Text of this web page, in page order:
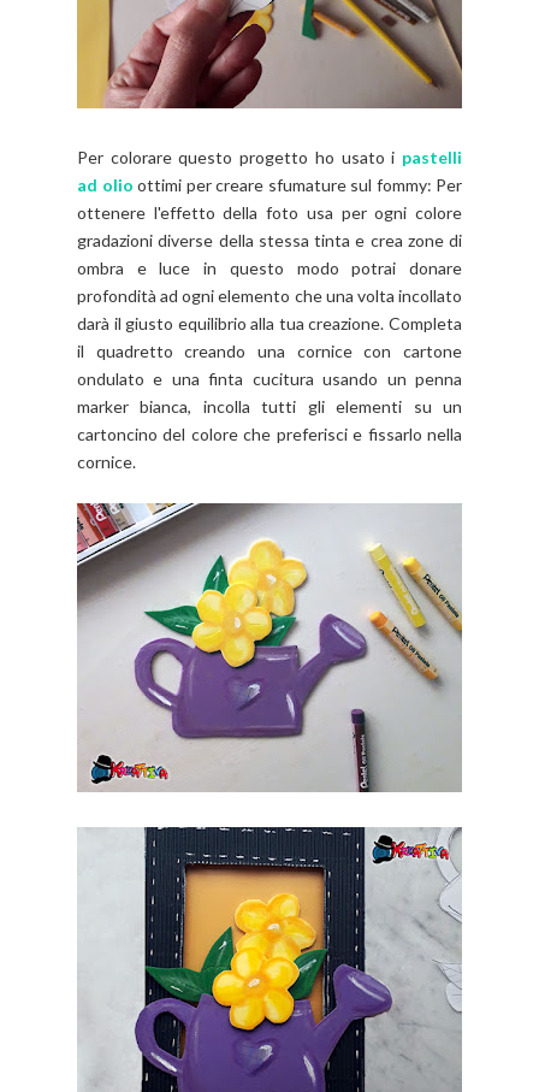
Per colorare questo progetto ho usato i pastelli
ad olio ottimi per creare sfumature sul fommy: Per
ottenere l'effetto della foto usa per ogni colore
gradazioni diverse della stessa tinta e crea zone di
ombra e luce in questo modo potrai donare
profondità ad ogni elemento che una volta incollato
darà il giusto equilibrio alla tua creazione. Completa
il quadretto creando una cornice con cartone
ondulato e una finta cucitura usando un penna
marker bianca, incolla tutti gli elementi su un
cartoncino del colore che preferisci e fissarlo nella
cornice.